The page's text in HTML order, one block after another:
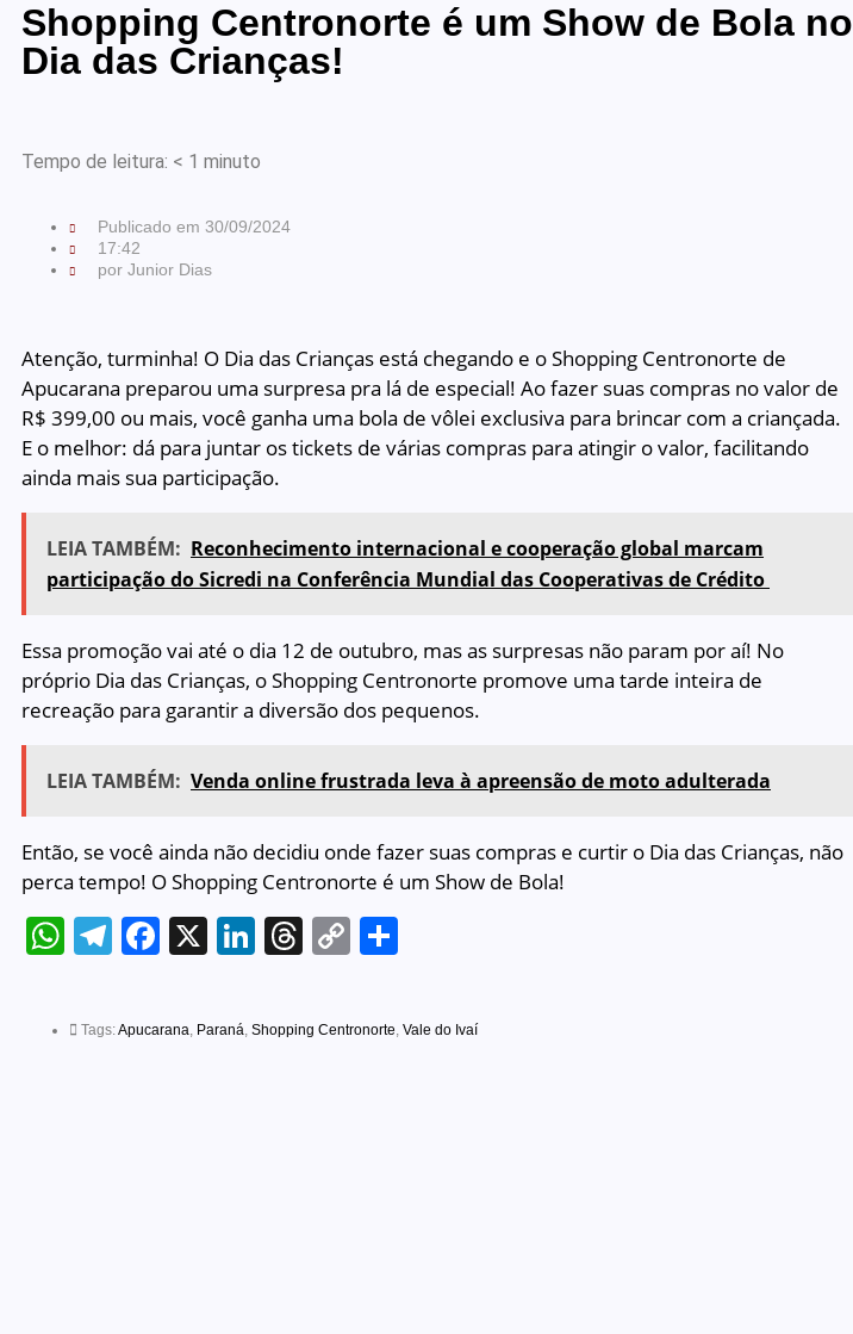
Shopping Centronorte é um Show de Bola no
Dia das Crianças!
Tempo de leitura: < 1 minuto
Publicado em 30/09/2024
17:42
por Junior Dias
Atenção, turminha! O Dia das Crianças está chegando e o Shopping Centronorte de
Apucarana preparou uma surpresa pra lá de especial! Ao fazer suas compras no valor de
R$ 399,00 ou mais, você ganha uma bola de vôlei exclusiva para brincar com a criançada.
E o melhor: dá para juntar os tickets de várias compras para atingir o valor, facilitando
ainda mais sua participação.
LEIA TAMBÉM: Reconhecimento internacional e cooperação global marcam
participação do Sicredi na Conferência Mundial das Cooperativas de Crédito
Essa promoção vai até o dia 12 de outubro, mas as surpresas não param por aí! No
próprio Dia das Crianças, o Shopping Centronorte promove uma tarde inteira de
recreação para garantir a diversão dos pequenos.
LEIA TAMBÉM: Venda online frustrada leva à apreensão de moto adulterada
Então, se você ainda não decidiu onde fazer suas compras e curtir o Dia das Crianças, não
perca tempo! O Shopping Centronorte é um Show de Bola!
WhatsApp
Telegram
Facebook
X LinkedIn
Threads
Copy
Tags:Apucarana, Paraná, Shopping Centronorte, Vale do Ivaí